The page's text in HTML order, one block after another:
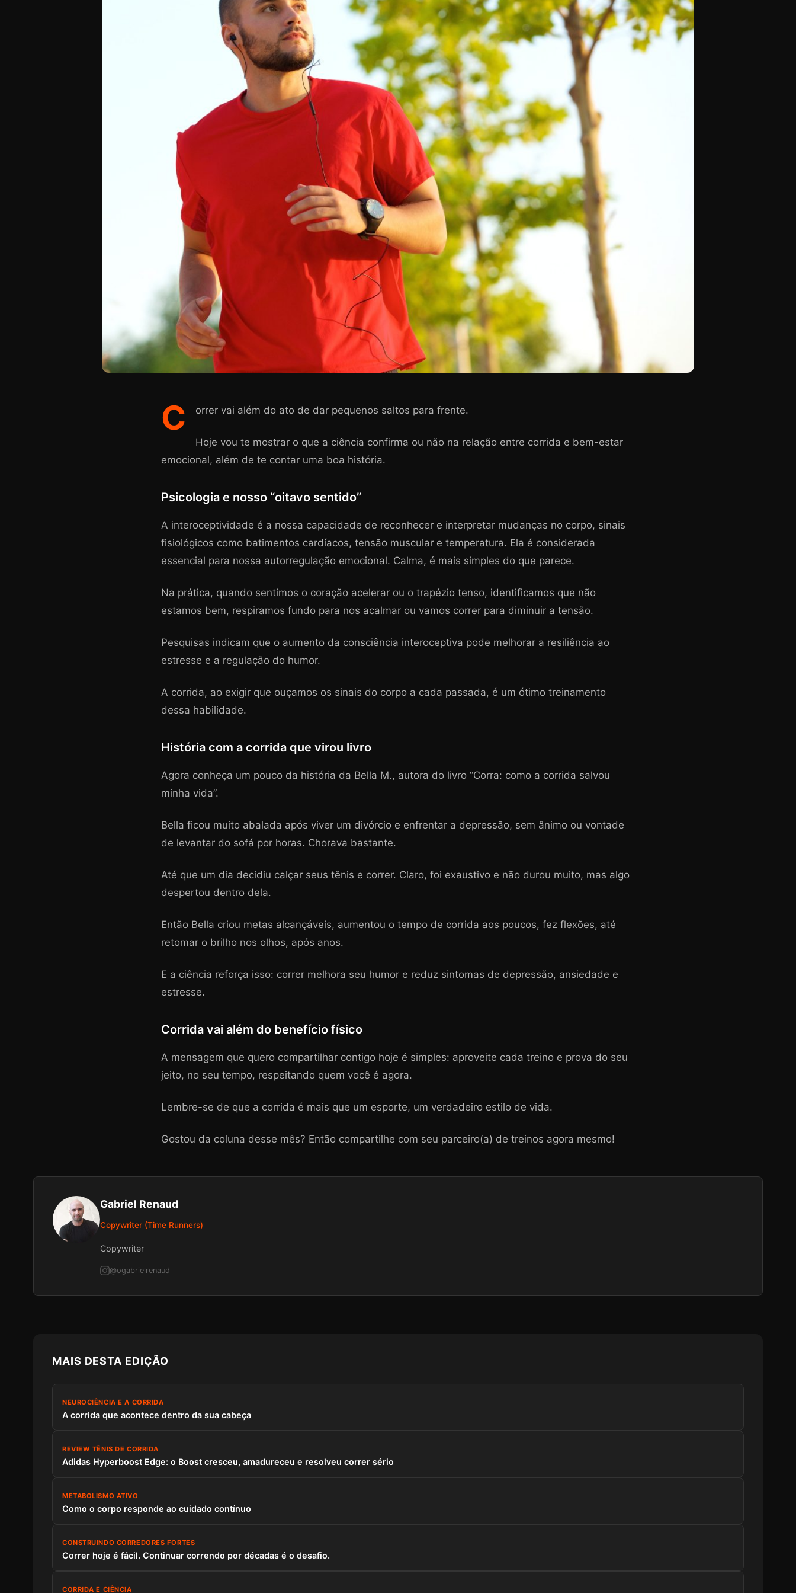
C orrer vai além do ato de dar pequenos saltos para frente.
Hoje vou te mostrar o que a ciência confirma ou não na relação entre corrida e bem-estar
emocional, além de te contar uma boa história.
Psicologia e nosso “oitavo sentido”
A interoceptividade é a nossa capacidade de reconhecer e interpretar mudanças no corpo, sinais
fisiológicos como batimentos cardíacos, tensão muscular e temperatura. Ela é considerada
essencial para nossa autorregulação emocional. Calma, é mais simples do que parece.
Na prática, quando sentimos o coração acelerar ou o trapézio tenso, identificamos que não
estamos bem, respiramos fundo para nos acalmar ou vamos correr para diminuir a tensão.
Pesquisas indicam que o aumento da consciência interoceptiva pode melhorar a resiliência ao
estresse e a regulação do humor.
A corrida, ao exigir que ouçamos os sinais do corpo a cada passada, é um ótimo treinamento
dessa habilidade.
História com a corrida que virou livro
Agora conheça um pouco da história da Bella M., autora do livro “Corra: como a corrida salvou
minha vida”.
Bella ficou muito abalada após viver um divórcio e enfrentar a depressão, sem ânimo ou vontade
de levantar do sofá por horas. Chorava bastante.
Até que um dia decidiu calçar seus tênis e correr. Claro, foi exaustivo e não durou muito, mas algo
despertou dentro dela.
Então Bella criou metas alcançáveis, aumentou o tempo de corrida aos poucos, fez flexões, até
retomar o brilho nos olhos, após anos.
E a ciência reforça isso: correr melhora seu humor e reduz sintomas de depressão, ansiedade e
estresse.
Corrida vai além do benefício físico
A mensagem que quero compartilhar contigo hoje é simples: aproveite cada treino e prova do seu
jeito, no seu tempo, respeitando quem você é agora.
Lembre-se de que a corrida é mais que um esporte, um verdadeiro estilo de vida.
Gostou da coluna desse mês? Então compartilhe com seu parceiro(a) de treinos agora mesmo!
Gabriel Renaud
Copywriter (Time Runners)
Copywriter
@ogabrielrenaud
MAIS DESTA EDIÇÃO
NEUROCIÊNCIA E A CORRIDA
A corrida que acontece dentro da sua cabeça
REVIEW TÊNIS DE CORRIDA
Adidas Hyperboost Edge: o Boost cresceu, amadureceu e resolveu correr sério
METABOLISMO ATIVO
Como o corpo responde ao cuidado contínuo
CONSTRUINDO CORREDORES FORTES
Correr hoje é fácil. Continuar correndo por décadas é o desafio.
CORRIDA E CIÊNCIA